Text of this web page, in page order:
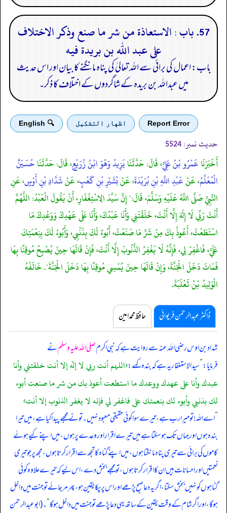
57. باب : الاستعاذة من شر ما صنع وذكر الاختلاف
على عبد الله بن بريدة فيه
باب: اعمال کی برائی سے اللہ تعالیٰ کی پناہ مانگنے کا بیان اور اس حدیث
میں عبداللہ بن بریدہ کے شاگردوں کے اختلاف کا ذکر۔
Report Error اظهار التشكيل 🔍 English
حدیث نمبر: 5524
أَخْبَرَنَاعَمْرُو بْنُ عَلِيٍّ، قَالَ: حَدَّثَنَايَزِيدُ وَهُوَ ابْنُ زُرَيْعٍ، قَالَ: حَدَّثَنَاحُسَيْنٌ
الْمُعَلِّمُ، عَنْعَبْدِ اللَّهِ بْنِ بُرَيْدَةَ، عَنْبُشَيْرِ بْنِ كَعْبٍ، عَنْشَدَّادِ بْنِ أَوْسٍ، عَنِ
النَّبِيِّ صَلَّى اللَّهُ عَلَيْهِ وَسَلَّمَ، قَالَ:" إِنَّ سَيِّدَ الِاسْتِغْفَارِ، أَنْ يَقُولَ الْعَبْدُ: اللَّهُمَّ
أَنْتَ رَبِّي لَا إِلَهَ إِلَّا أَنْتَ، خَلَقْتَنِي وَأَنَا عَبْدُكَ، وَأَنَا عَلَى عَهْدِكَ وَوَعْدِكَ مَا
اسْتَطَعْتُ، أَعُوذُ بِكَ مِنْ شَرِّ مَا صَنَعْتُ، أَبُوءُ لَكَ بِذَنْبِي، وَأَبُوءُ لَكَ بِنِعْمَتِكَ
عَلَيَّ، فَاغْفِرْ لِي، فَإِنَّهُ لَا يَغْفِرُ الذُّنُوبَ إِلَّا أَنْتَ، فَإِنْ قَالَهَا حِينَ يُصْبِحُ مُوقِنًا بِهَا
فَمَاتَ دَخَلَ الْجَنَّةَ، وَإِنْ قَالَهَا حِينَ يُمْسِي مُوقِنًا بِهَا دَخَلَ الْجَنَّةَ". خَالَفَهُ
الْوَلِيدُ بْنُ ثَعْلَبَةَ.
ڈاکٹر عبدالرحمٰن فریوائی حافظ محمد امین
شداد بن اوس رضی اللہ عنہ سے روایت ہے کہنبی اکرمصلی اللہ علیہ وسلمنے
فرمایا:”سیدالاستغفار یہ ہے کہ بندہ کہے:«اللہم أنت ربي لا إله إلا أنت خلقتني وأنا
عبدك وأنا على عهدك ووعدك ما استطعت أعوذ بك من شر ما صنعت أبوء
لك بذنبي وأبوء لك بنعمتك على فاغفر لي فإنه لا يغفر الذنوب إلا أنت»
”اے اللہ! تو میرا رب ہے، تیرے سوا کوئی حقیقی معبود نہیں۔ تو نے مجھے پیدا کیا ہے، میں تیرا
بندہ ہوں اور جہاں تک ہو سکتا ہے میں تیرے اقرار اور وعدے پر ہوں، میں اپنے کیے ہوئے
کاموں کی برائی سے تیری پناہ مانگتا ہوں، میں اپنے گناہ کا تجھ سے اقرار کرتا ہوں، مجھ پر جو تیری
نعمتیں اور احسانات ہیں ان کا اقرار کرتا ہوں، تو مجھے بخش دے، اس لیے کہ تیرے علاوہ کوئی
گناہوں کو نہیں بخش سکتا، اگر یہ دعا صبح پڑھے اور اس پر پکا یقین ہو، پھر مر جائے تو جنت میں داخل
ہو گا، اور اگر شام کے وقت یقین کے ساتھ یہی دعا پڑھے تو جنت میں داخل ہو گا“۔ (ابوعبدالرحمٰن